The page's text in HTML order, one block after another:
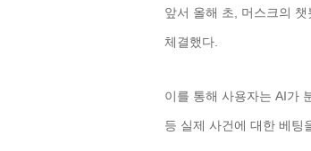
앞서 올해 초, 머스크의
체결했다.
이를 통해 사용자는 AI가
등 실제 사건에 대한 베팅